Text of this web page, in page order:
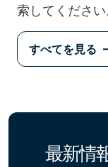
索してください
すべてを見る
最新情